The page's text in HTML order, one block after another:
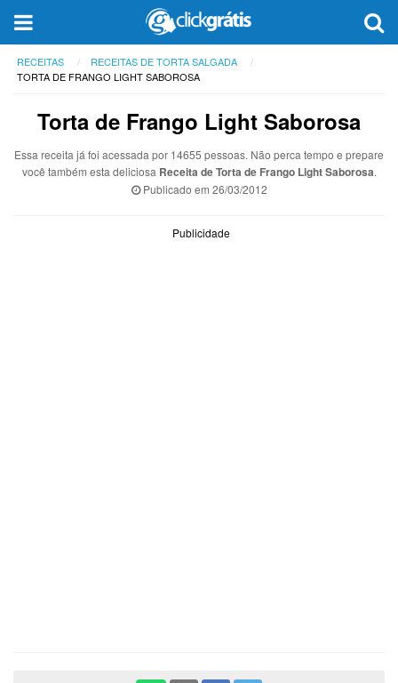
RECEITAS
RECEITAS DE TORTA SALGADA
TORTA DE FRANGO LIGHT SABOROSA
Torta de Frango Light Saborosa
Essa receita já foi acessada por 14655 pessoas. Não perca tempo e prepare
você também esta deliciosa Receita de Torta de Frango Light Saborosa.
Publicado em 26/03/2012
Publicidade